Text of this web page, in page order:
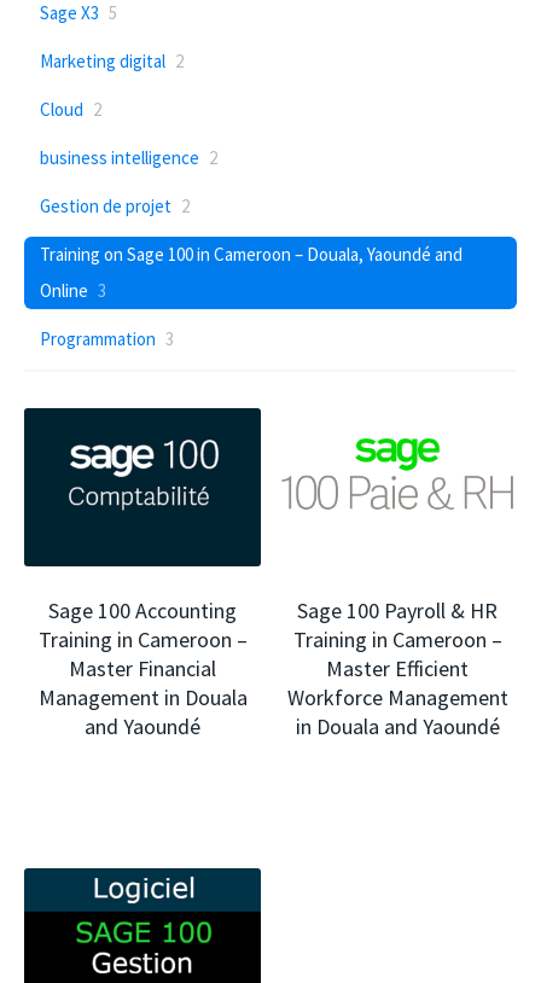
Sage X3 5
Marketing digital 2
Cloud 2
business intelligence 2
Gestion de projet 2
Training on Sage 100 in Cameroon – Douala, Yaoundé and
Online 3
Programmation 3
Sage 100 Accounting
Training in Cameroon –
Master Financial
Management in Douala
and Yaoundé
Sage 100 Payroll & HR
Training in Cameroon –
Master Efficient
Workforce Management
in Douala and Yaoundé